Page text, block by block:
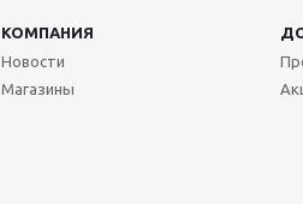
КОМПАНИЯ
Новости
Магазины